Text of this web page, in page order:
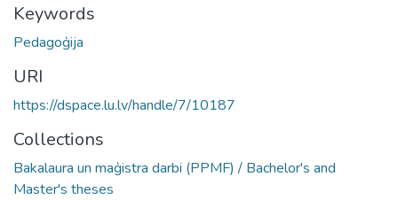
Keywords
Pedagoģija
URI
https://dspace.lu.lv/handle/7/10187
Collections
Bakalaura un maģistra darbi (PPMF) / Bachelor's and
Master's theses